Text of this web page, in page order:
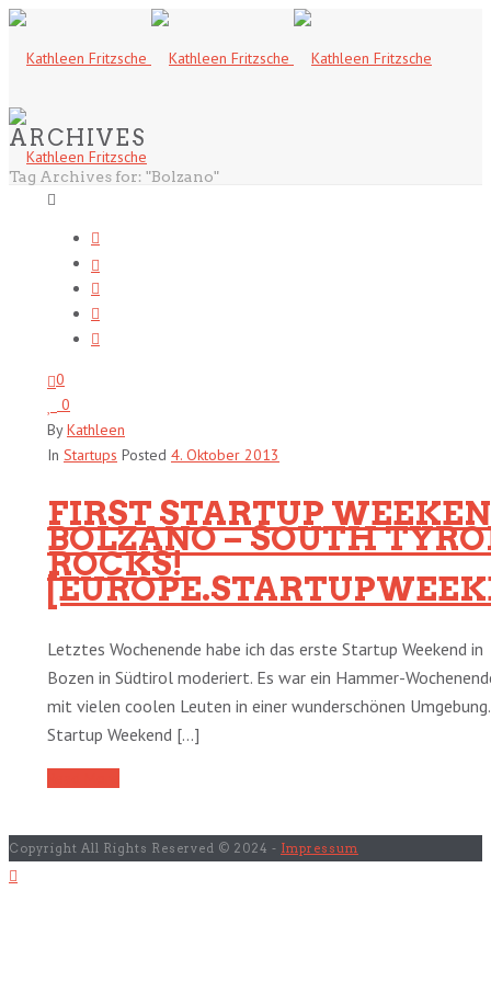
ARCHIVES
Tag Archives for: "Bolzano"
0
0
ByKathleen
In Startups Posted 4. Oktober 2013
FIRST STARTUP
BOLZANO – SOUTH
ROCKS!
Letztes Wochenende habe ich das erste Startup Weekend in
Bozen in Südtirol moderiert. Es war ein Hammer-
mit vielen coolen Leuten in einer wunderschönen
Startup Weekend [...]
Copyright All Rights Reserved © 2024 - Impressum